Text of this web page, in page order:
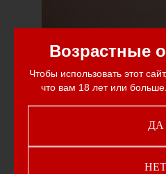
Возрастные
Чтобы использовать этот
что вам 18 лет или
ДА
НЕТ